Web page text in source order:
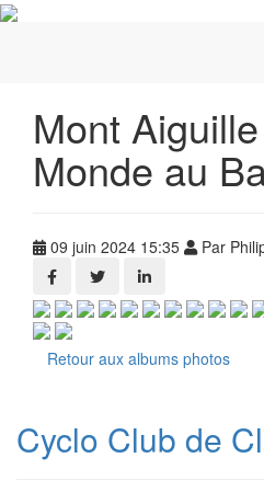
Mont
Monde au
09 juin 2024 15:35 Par
Retour aux albums photos
Cyclo Club de